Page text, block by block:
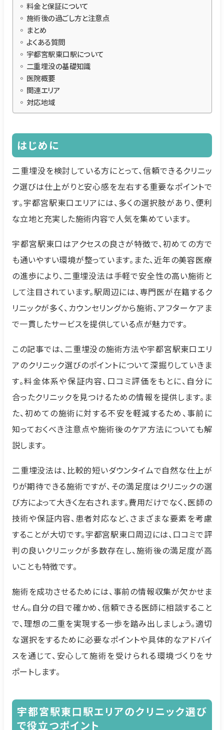
料金と保証について
施術後の過ごし方と注意点
まとめ
よくある質問
宇都宮駅東口駅について
二重埋没の基礎知識
医院概要
関連エリア
対応地域
はじめに
二重埋没を検討している方にとって、信頼できるクリニッ
ク選びは仕上がりと安心感を左右する重要なポイントで
す。宇都宮駅東口エリアには、多くの選択肢があり、便利
な立地と充実した施術内容で人気を集めています。
宇都宮駅東口はアクセスの良さが特徴で、初めての方で
も通いやすい環境が整っています。また、近年の美容医療
の進歩により、二重埋没法は手軽で安全性の高い施術と
して注目されています。駅周辺には、専門医が在籍するク
リニックが多く、カウンセリングから施術、アフターケアま
で一貫したサービスを提供している点が魅力です。
この記事では、二重埋没の施術方法や宇都宮駅東口エリ
アのクリニック選びのポイントについて深掘りしていきま
す。料金体系や保証内容、口コミ評価をもとに、自分に
合ったクリニックを見つけるための情報を提供します。ま
た、初めての施術に対する不安を軽減するため、事前に
知っておくべき注意点や施術後のケア方法についても解
説します。
二重埋没法は、比較的短いダウンタイムで自然な仕上が
りが期待できる施術ですが、その満足度はクリニックの選
び方によって大きく左右されます。費用だけでなく、医師の
技術や保証内容、患者対応など、さまざまな要素を考慮
することが大切です。宇都宮駅東口周辺には、口コミで評
判の良いクリニックが多数存在し、施術後の満足度が高
いことも特徴です。
施術を成功させるためには、事前の情報収集が欠かせま
せん。自分の目で確かめ、信頼できる医師に相談すること
で、理想の二重を実現する一歩を踏み出しましょう。適切
な選択をするために必要なポイントや具体的なアドバイ
スを通じて、安心して施術を受けられる環境づくりをサ
ポートします。
宇都宮駅東口駅エリアのクリニック選び
で役立つポイント